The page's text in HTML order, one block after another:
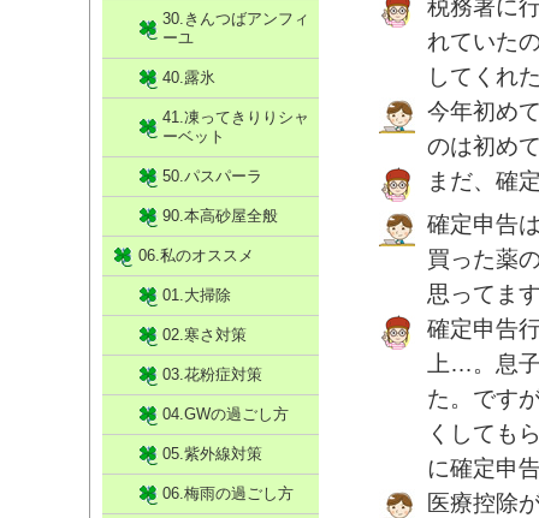
税務署に
れていた
してくれ
今年初め
のは初め
まだ、確
確定申告
買った薬
思ってま
確定申告
上…。息
た。です
くしても
に確定申
医療控除
30.きんつばアンフィ
ーユ
40.露氷
41.凍ってきりりシャ
ーベット
50.パスパーラ
90.本高砂屋全般
06.私のオススメ
01.大掃除
02.寒さ対策
03.花粉症対策
04.GWの過ごし方
05.紫外線対策
06.梅雨の過ごし方